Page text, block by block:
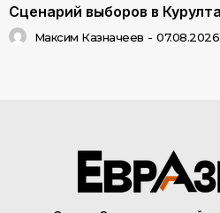
Сценарий выборов в
Максим Казначеев - 07.08.2026